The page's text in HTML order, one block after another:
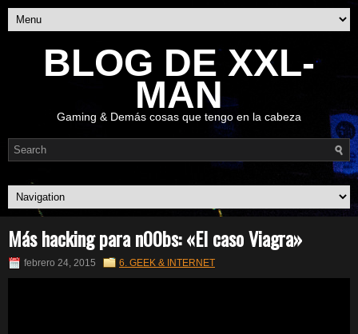
BLOG DE XXL-
MAN
Gaming & Demás cosas que tengo en la cabeza
Más hacking para n00bs: «El caso Viagra»
febrero 24, 2015 6. GEEK & INTERNET